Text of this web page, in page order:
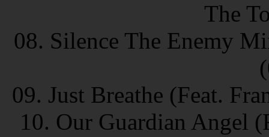
The
08. Silence The Enemy
09. Just Breathe (Feat.
10. Our Guardian Angel